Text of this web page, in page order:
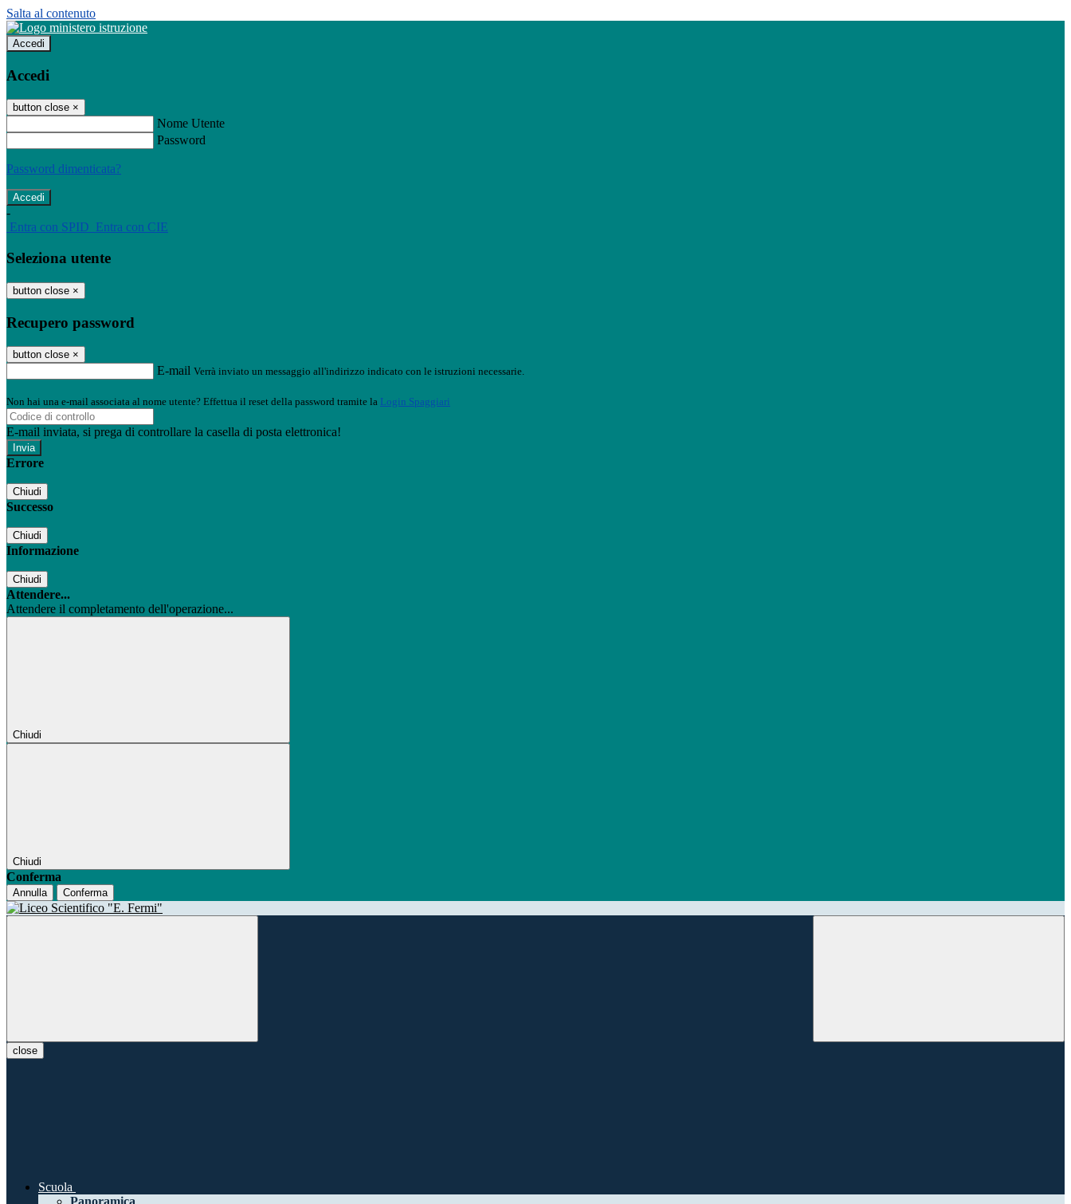
Salta al contenuto
Accedi
Accedi
button close ×
Nome Utente
Password
Password dimenticata?
-
Entra con SPID Entra con CIE
Seleziona utente
button close ×
Recupero password
button close ×
E-mail Verrà inviato un messaggio all'indirizzo indicato con le istruzioni necessarie.
Non hai una e-mail associata al nome utente? Effettua il reset della password tramite la Login Spaggiari
E-mail inviata, si prega di controllare la casella di posta elettronica!
Errore
Chiudi
Successo
Chiudi
Informazione
Chiudi
Attendere...
Attendere il completamento dell'operazione...
Chiudi
Chiudi
Conferma
Annulla Conferma
close
Scuola